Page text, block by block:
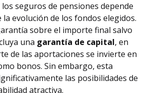
seguros de pensiones depende
la evolución de los fondos elegidos.
sobre el importe final salvo
una garantía de capital, en
de las aportaciones se invierte en
bonos. Sin embargo, esta
las posibilidades de
atractiva.